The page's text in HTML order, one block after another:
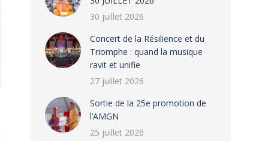
30 juillet 2026
‎​Concert de la Résilience et du
Triomphe : quand la musique
ravit et unifie
27 juillet 2026
‎Sortie de la 25e promotion de
l’AMGN
25 juillet 2026